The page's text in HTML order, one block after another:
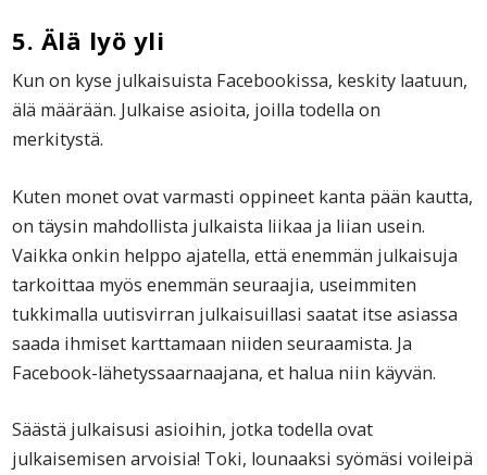
5. Älä lyö yli
Kun on kyse julkaisuista Facebookissa, keskity laatuun,
älä määrään. Julkaise asioita, joilla todella on
merkitystä.
Kuten monet ovat varmasti oppineet kanta pään kautta,
on täysin mahdollista julkaista liikaa ja liian usein.
Vaikka onkin helppo ajatella, että enemmän julkaisuja
tarkoittaa myös enemmän seuraajia, useimmiten
tukkimalla uutisvirran julkaisuillasi saatat itse asiassa
saada ihmiset karttamaan niiden seuraamista. Ja
Facebook-lähetyssaarnaajana, et halua niin käyvän.
Säästä julkaisusi asioihin, jotka todella ovat
julkaisemisen arvoisia! Toki, lounaaksi syömäsi voileipä